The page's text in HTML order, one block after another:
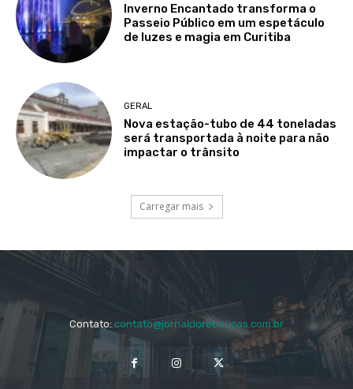
Inverno Encantado transforma o
Passeio Público em um espetáculo
de luzes e magia em Curitiba
GERAL
Nova estação-tubo de 44 toneladas
será transportada à noite para não
impactar o trânsito
Carregar mais
Contato: contato@jornaldoreboucas.com.br